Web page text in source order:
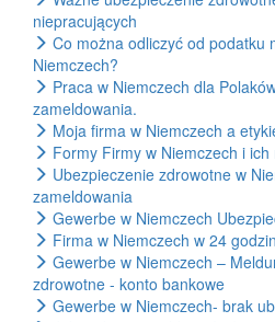
niepracujących
Co można odliczyć od podatku
Niemczech?
Praca w Niemczech dla
zameldowania.
Moja firma w Niemczech a
Formy Firmy w Niemczech i
Ubezpieczenie zdrowotne w
zameldowania
Gewerbe w Niemczech
Firma w Niemczech w 24
Gewerbe w Niemczech –
zdrowotne - konto bankowe
Gewerbe w Niemczech- brak